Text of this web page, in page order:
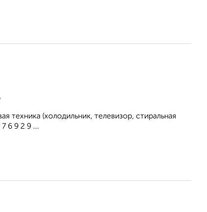
(холодильник, телевизор, стиральная
6 9 2 9 ...